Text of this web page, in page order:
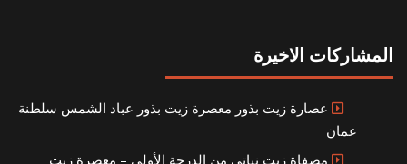
المشاركات الاخيرة
عصارة زيت بذور معصرة زيت بذور عباد الشمس سلطنة
عمان
مصفاة زيت نباتي من الدرجة الأولى – معصرة زيت